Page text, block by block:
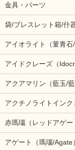
金具・パーツ
袋/ブレスレット箱/什
アイオライト（菫青石/
アイドクレーズ（
アクアマリン（藍玉/
アクチノライトインク
赤瑪瑙（レッドアゲー
アゲート（瑪瑙/Agate